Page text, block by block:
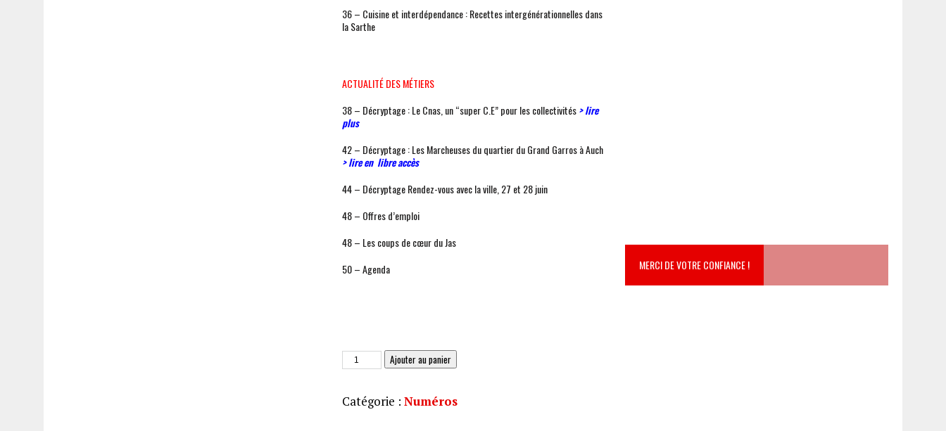
36 – Cuisine et interdépendance : Recettes intergénérationnelles dans
la Sarthe
ACTUALITÉ DES MÉTIERS
38 – Décryptage : Le Cnas, un “super C.E” pour les collectivités> lire
plus
42 – Décryptage : Les Marcheuses du quartier du Grand Garros à Auch
> lire en libre accès
44 – Décryptage Rendez-vous avec la ville, 27 et 28 juin
48 – Offres d’emploi
48 – Les coups de cœur du Jas
50 – Agenda
quantité
de
JAS
Ajouter au panier
Catégorie : Numéros
MERCI DE VOTRE CONFIANCE !